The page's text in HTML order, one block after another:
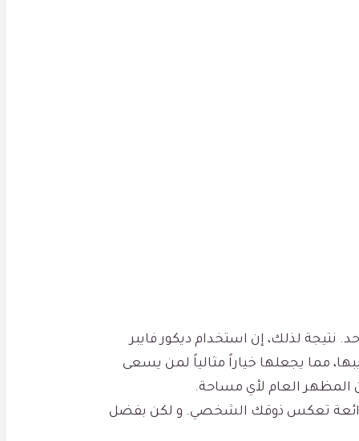
نتيجة لذلك، إن استخدام ديكور فايبر
مما يجعلها خياراً مثالياً لمن يسعى
المظهر العام لأي مساحة.
رائعة تعكس ذوقك الشخصي. و لكن بفضل